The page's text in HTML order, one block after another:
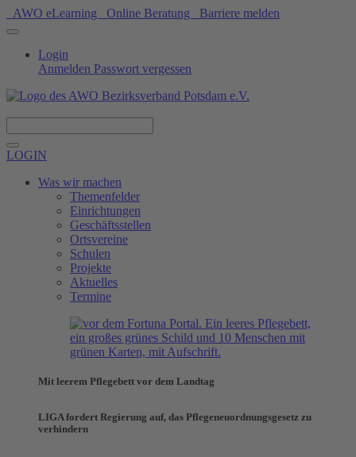
AWO eLearning Online Beratung Barriere melden
Login
Anmelden Passwort vergessen
LOGIN
Was wir machen
Themenfelder
Einrichtungen
Geschäftsstellen
Ortsvereine
Schulen
Projekte
Aktuelles
Termine
Mit leerem Pflegebett vor dem Landtag
LIGA fordert Regierung auf, das Pflegeneuordnungsgesetz zu
verhindern